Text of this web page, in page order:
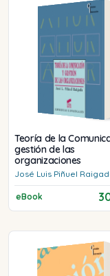
Teoría de la
gestión de las
organizaciones
José Luis Piñuel
eBook